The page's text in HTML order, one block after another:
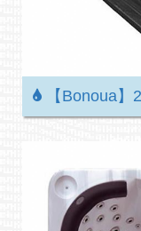
【Bonoua】